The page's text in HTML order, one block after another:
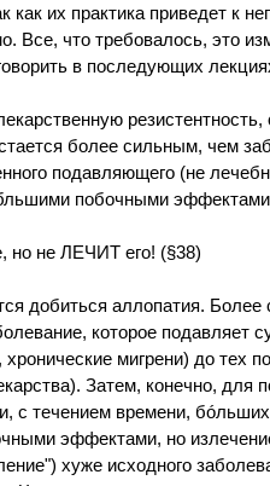
как их практика приведет к
Все, что требовалось, это
в последующих
резистентность,
более сильным, чем
подавляющего (не
побочными
но не ЛЕЧИТ его! (§38)
добиться аллопатия. Более
которое подавляет
мигрени) до тех
Затем, конечно, для
с течением времени,
эффектами, но
хуже исходного